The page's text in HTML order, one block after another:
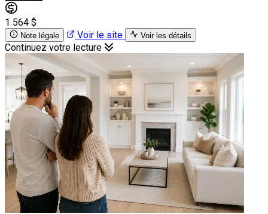
1 564 $
Note légale Voir le site Voir les détails
Continuez votre lecture